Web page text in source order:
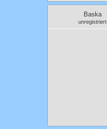
Baska
unregistriert